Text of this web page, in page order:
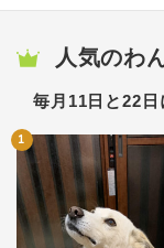
人気のわ
毎月11日と22日
1